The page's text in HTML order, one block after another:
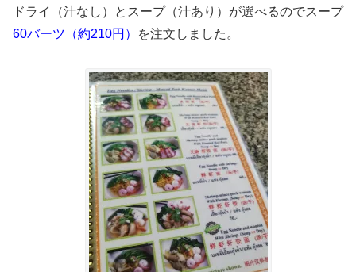
ドライ（汁なし）とスープ（汁あり）が選べるのでスープ
60バーツ（約210円）
を注文しました。